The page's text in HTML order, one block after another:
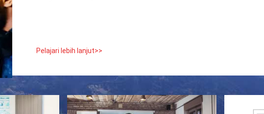
Pelajari lebih lanjut>>